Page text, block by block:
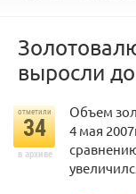
выросли
отметили
34
в архиве
Объем
4 мая